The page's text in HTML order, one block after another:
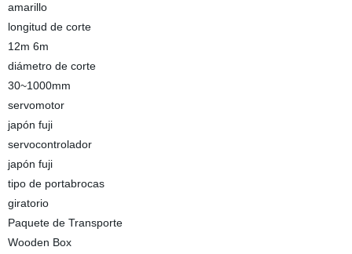
amarillo
longitud de corte
12m 6m
diámetro de corte
30~1000mm
servomotor
japón fuji
servocontrolador
japón fuji
tipo de portabrocas
giratorio
Paquete de Transporte
Wooden Box